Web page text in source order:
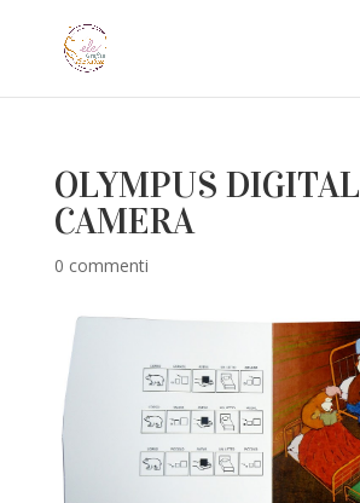
OLYMPUS DIGITAL
CAMERA
0 commenti